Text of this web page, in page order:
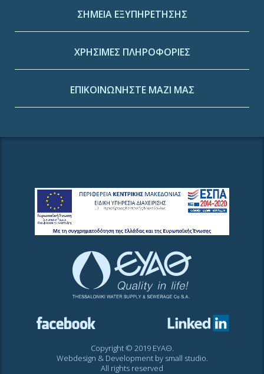
ΣΗΜΕΙΑ ΕΞΥΠΗΡΕΤΗΣΗΣ
ΧΡΗΣΙΜΕΣ ΠΛΗΡΟΦΟΡΙΕΣ
ΕΠΙΚΟΙΝΩΝΗΣΤΕ ΜΑΖΙ ΜΑΣ
Copyright © 2019 ΕΥΑΘ.
Webdesign & Development by small studio.
All rights reserved